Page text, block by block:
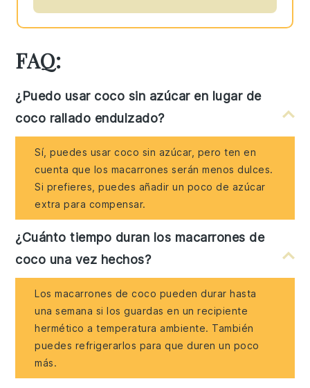
FAQ:
¿Puedo usar coco sin azúcar en lugar de
coco rallado endulzado?
Sí, puedes usar coco sin azúcar, pero ten en
cuenta que los macarrones serán menos dulces.
Si prefieres, puedes añadir un poco de azúcar
extra para compensar.
¿Cuánto tiempo duran los macarrones de
coco una vez hechos?
Los macarrones de coco pueden durar hasta
una semana si los guardas en un recipiente
hermético a temperatura ambiente. También
puedes refrigerarlos para que duren un poco
más.